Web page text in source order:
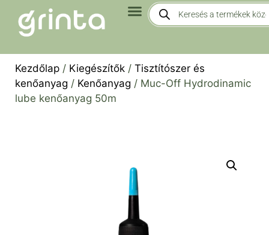
Kezdőlap / Kiegészítők / Tisztítószer és
kenőanyag / Kenőanyag / Muc-Off Hydrodinamic
lube kenőanyag 50m